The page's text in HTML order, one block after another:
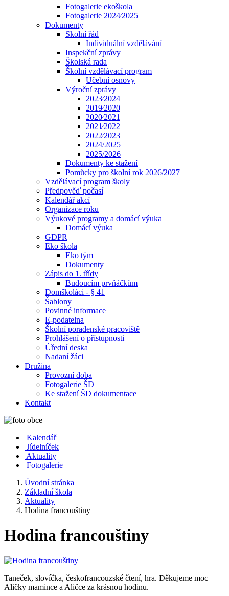
Fotogalerie ekoškola
Fotogalerie 2024⁄2025
Dokumenty
Skolní řád
Individuální vzdělávání
Inspekční zprávy
Školská rada
Školní vzdělávací program
Učební osnovy
Výroční zprávy
2023⁄2024
2019⁄2020
2020⁄2021
2021⁄2022
2022⁄2023
2024/2025
2025/2026
Dokumenty ke stažení
Pomůcky pro školní rok 2026/2027
Vzdělávací program školy
Předpověď počasí
Kalendář akcí
Organizace roku
Výukové programy a domácí výuka
Domácí výuka
GDPR
Eko škola
Eko tým
Dokumenty
Zápis do 1. třídy
Budoucím prvňáčkům
Domškoláci - § 41
Šablony
Povinné informace
E-podatelna
Školní poradenské pracoviště
Prohlášení o přístupnosti
Úřední deska
Nadaní žáci
Družina
Provozní doba
Fotogalerie ŠD
Ke stažení ŠD dokumentace
Kontakt
Kalendář
Jídelníček
Aktuality
Fotogalerie
Úvodní stránka
Základní škola
Aktuality
Hodina francouštiny
Hodina francouštiny
Taneček, slovíčka, českofrancouzské čtení, hra. Děkujeme moc
Aličky mamince a Aličce za krásnou hodinu.